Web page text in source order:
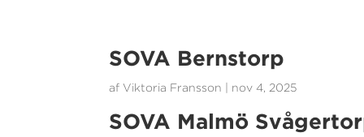
SOVA Bernstorp
afViktoria Fransson nov 4, 2025
SOVA Malmö